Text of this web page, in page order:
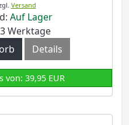
Versand
Auf Lager
Werktage
Details
von: 39,95 EUR